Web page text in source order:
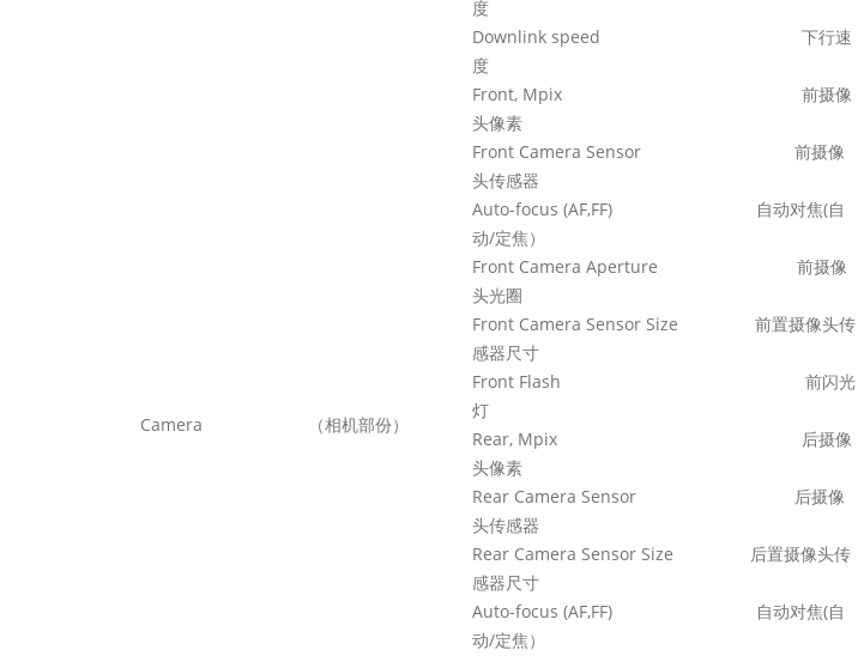
度
Downlink speed 下行速
度
Camera （相机部份）
Front, Mpix 前摄像
头像素
Front Camera Sensor 前摄像
头传感器
Auto-focus (AF,FF)
自动对焦(自
动/定焦）
Front Camera Aperture 前摄像
头光圈
Front Camera Sensor Size 前置摄像头传
感器尺寸
Front Flash 前闪光
灯
Rear, Mpix 后摄像
头像素
Rear Camera Sensor 后摄像
头传感器
Rear Camera Sensor Size 后置摄像头传
感器尺寸
Auto-focus (AF,FF)
自动对焦(自
动/定焦）